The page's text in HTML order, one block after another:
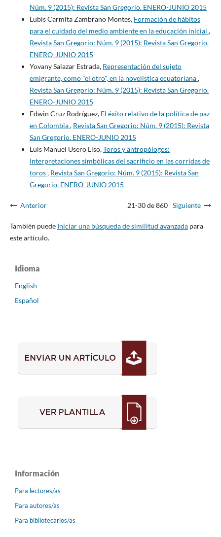
Núm. 9 (2015): Revista San Gregorio. ENERO-JUNIO 2015
Lubis Carmita Zambrano Montes, Formación de hábitos
para el cuidado del medio ambiente en la educación inicial ,
Revista San Gregorio: Núm. 9 (2015): Revista San Gregorio.
ENERO-JUNIO 2015
Yovany Salazar Estrada, Representación del sujeto
emigrante, como "el otro", en la novelística ecuatoriana,
Revista San Gregorio: Núm. 9 (2015): Revista San Gregorio.
ENERO-JUNIO 2015
Edwin Cruz Rodríguez, El éxito relativo de la política de paz
en Colombia, Revista San Gregorio: Núm. 9 (2015): Revista
San Gregorio. ENERO-JUNIO 2015
Luis Manuel Usero Liso,Toros y antropólogos:
Interpretaciones simbólicas del sacrificio en las corridas de
toros, Revista San Gregorio: Núm. 9 (2015): Revista San
Gregorio. ENERO-JUNIO 2015
Anterior 21-30 de 860 Siguiente
También puede Iniciar una búsqueda de similitud avanzadapara
este artículo.
Idioma
English
Español
Información
Para lectores/as
Para autores/as
Para bibliotecarios/as